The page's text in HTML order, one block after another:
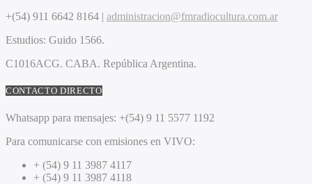
+(54) 911 6642 8164 | administracion@fmradiocultura.com.ar
Estudios: Guido 1566.
C1016ACG. CABA. República Argentina.
CONTACTO DIRECTO
Whatsapp para mensajes: +(54) 9 11 5577 1192
Para comunicarse con emisiones en VIVO:
+ (54) 9 11 3987 4117
+ (54) 9 11 3987 4118